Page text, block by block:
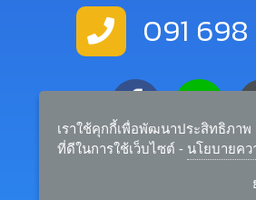
091
เราใช้คุกกี้เพื่อพัฒนาประสิทธิภา
ที่ดีในการใช้เว็บไซต์ - นโยบายค